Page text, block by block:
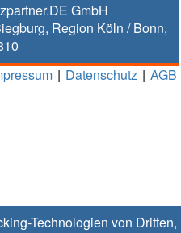
Technologien von Dritten,
GmbH
, Region Köln / Bonn,
| Datenschutz | AGB